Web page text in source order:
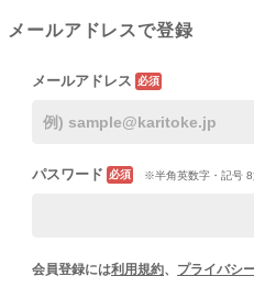
メールアドレスで登録
メールアドレス 必須
パスワード 必須 ※半角英数字・記号 8
会員登録には利用規約、 プライバシ